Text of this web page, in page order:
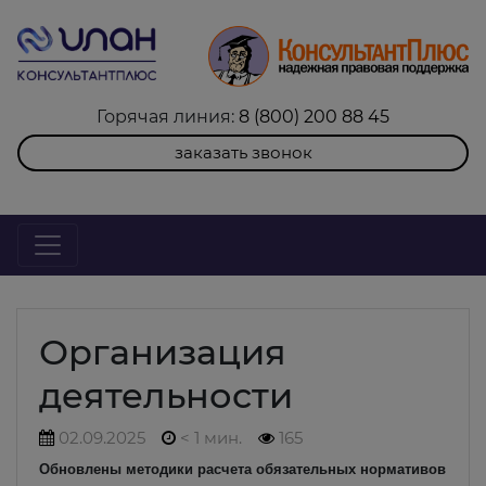
Горячая линия: 8 (800) 200 88 45
заказать звонок
Организация
деятельности
02.09.2025 < 1 мин. 165
Обновлены методики расчета обязательных нормативов